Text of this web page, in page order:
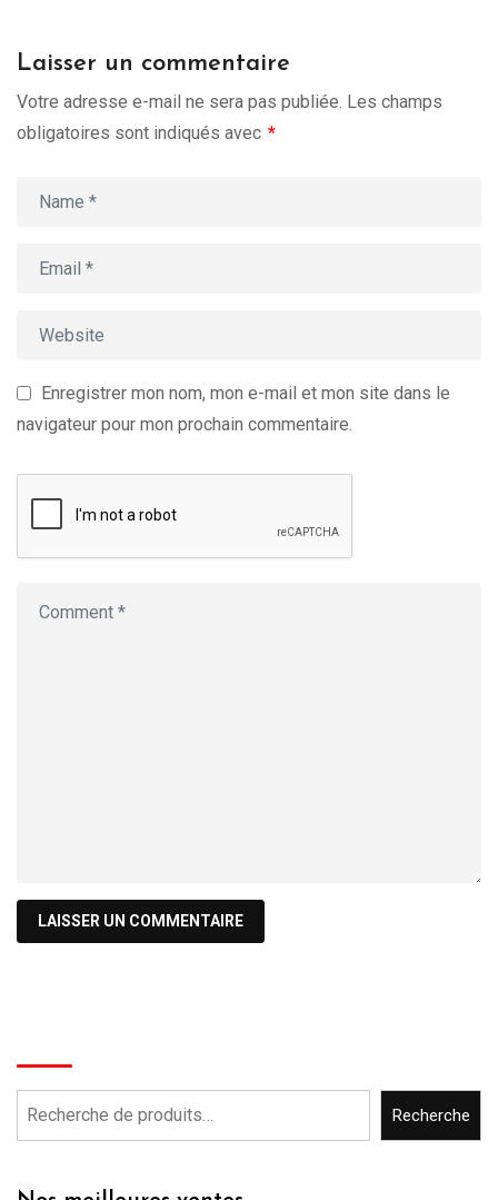
Laisser un commentaire
Votre adresse e-mail ne sera pas publiée. Les champs
obligatoires sont indiqués avec *
Enregistrer mon nom, mon e-mail et mon site dans le
navigateur pour mon prochain commentaire.
Recherche